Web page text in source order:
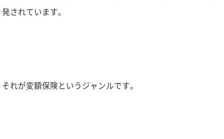
発されています。
それが変額保険というジャンルです。